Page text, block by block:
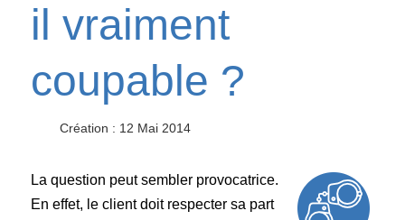
il vraiment
coupable ?
Création : 12 Mai 2014
La question peut sembler provocatrice.
En effet, le client doit respecter sa part